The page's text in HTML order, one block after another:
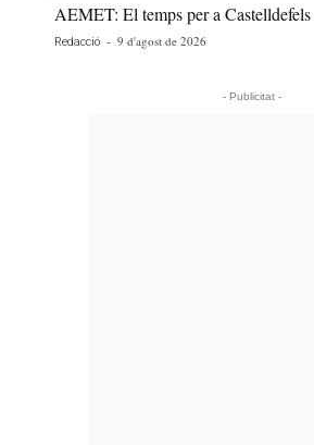
AEMET: El temps per a
Redacció - 9 d'agost de 2026
- Publicitat -